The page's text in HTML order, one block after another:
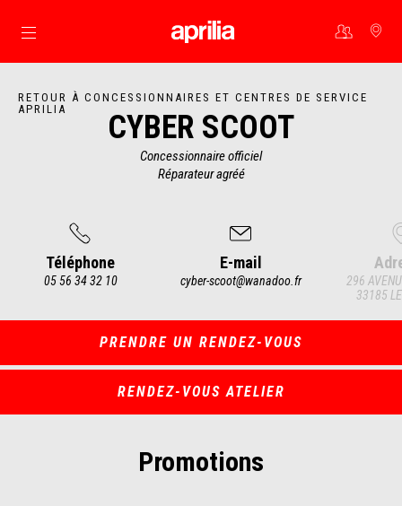
Aller au contenu principal
RETOUR À CONCESSIONNAIRES ET CENTRES DE SERVICE
APRILIA
CYBER SCOOT
Concessionnaire officiel
Réparateur agréé
Téléphone
05 56 34 32 10
E-mail
cyber-scoot@wanadoo.fr
296
33185
of
PRENDRE UN RENDEZ-VOUS
RENDEZ-VOUS ATELIER
Promotions